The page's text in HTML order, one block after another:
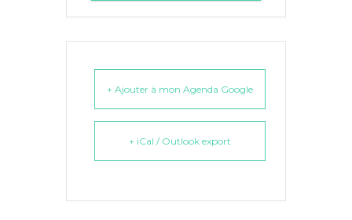
+ Ajouter à mon Agenda Google
+ iCal / Outlook export